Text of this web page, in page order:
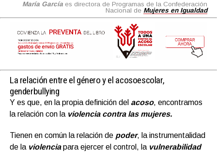
María García es directora de Programas de la Confederación
Nacional de Mujeres en Igualdad
La relación entre el género y el acosoescolar,
genderbullying
Y es que, en la propia definición del acoso, encontramos
la relación con la violencia contra las mujeres.
Tienen en común la relación de poder, la instrumentalidad
de la violenciapara ejercer el control, la vulnerabilidad